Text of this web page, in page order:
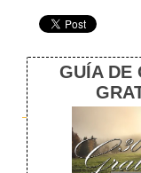
Previous
Y